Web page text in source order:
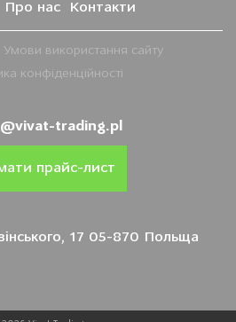
Про нас Контакти
Умови використання сайту
конфіденційності
trading.pl
прайс-лист
17 05-870 Польща